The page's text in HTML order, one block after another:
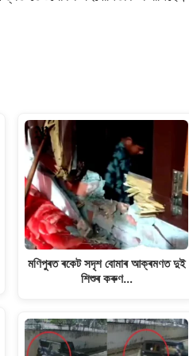
মণিপুৰত ৰকেট সদৃশ বোমাৰ আক্ৰমণত দুই
শিশুৰ কৰুণ…